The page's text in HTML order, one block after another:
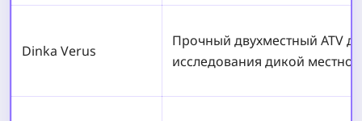
Dinka Verus
Прочный двухместный ATV
исследования дикой